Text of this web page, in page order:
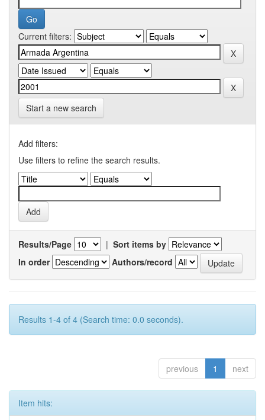
Current filters:
Start a new search
Add filters:
Use filters to refine the search results.
Results/Page | Sort items by
In order
Authors/record
Results 1-4 of 4 (Search time: 0.0 seconds).
previous 1 next
Item hits: